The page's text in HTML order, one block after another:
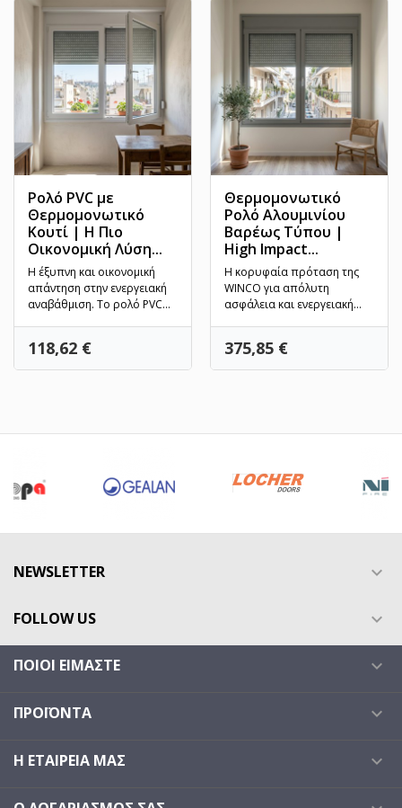
Ρολό PVC με
Θερμομονωτικό
Κουτί | Η Πιο
Οικονομική Λύση...
Η έξυπνη και οικονομική
απάντηση στην ενεργειακή
αναβάθμιση. Το ρολό PVC
Τιμή
118,62 €
Θερμομονωτικό
Ρολό Αλουμινίου
Βαρέως Τύπου |
High Impact...
Η κορυφαία πρόταση της
WINCO για απόλυτη
ασφάλεια και ενεργειακή
Τιμή
375,85 €
NEWSLETTER 
FOLLOW US 
ΠΟΙΟΙ ΕΊΜΑΣΤΕ 
ΠΡΟΪΌΝΤΑ 
Η ΕΤΑΙΡΕΊΑ ΜΑΣ 